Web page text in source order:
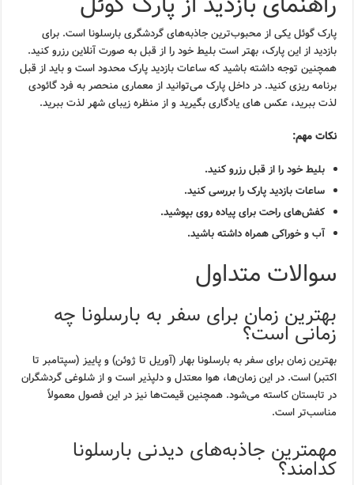
پارک گوئل یکی از محبوب‌ترین جاذبه‌های گردشگری بارسلونا است. برای
بازدید از این پارک، بهتر است بلیط خود را از قبل به صورت آنلاین رزرو کنید.
همچنین توجه داشته باشید که ساعات بازدید پارک محدود است و باید از قبل
برنامه ریزی کنید. در داخل پارک می‌توانید از معماری منحصر به فرد گائودی
لذت ببرید، عکس های یادگاری بگیرید و از منظره زیبای شهر لذت ببرید.
نکات مهم:
بلیط خود را از قبل رزرو کنید.
ساعات بازدید پارک را بررسی کنید.
کفش‌های راحت برای پیاده روی بپوشید.
آب و خوراکی همراه داشته باشید.
سوالات متداول
بهترین زمان برای سفر به بارسلونا چه
زمانی است؟
بهترین زمان برای سفر به بارسلونا بهار (آوریل تا ژوئن) و پاییز (سپتامبر تا
اکتبر) است. در این زمان‌ها، هوا معتدل و دلپذیر است و از شلوغی گردشگران
در تابستان کاسته می‌شود. همچنین قیمت‌ها نیز در این فصول معمولاً
مناسب‌تر است.
مهمترین جاذبه‌های دیدنی بارسلونا
کدامند؟